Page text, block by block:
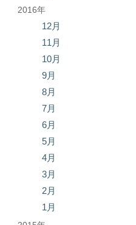
2016年
12月
11月
10月
9月
8月
7月
6月
5月
4月
3月
2月
1月